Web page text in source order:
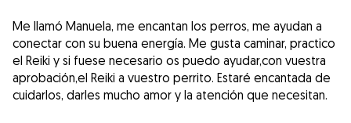
Me llamó Manuela, me encantan los perros, me ayudan a
conectar con su buena energía. Me gusta caminar, practico
el Reiki y si fuese necesario os puedo ayudar,con vuestra
aprobación,el Reiki a vuestro perrito. Estaré encantada de
cuidarlos, darles mucho amor y la atención que necesitan.